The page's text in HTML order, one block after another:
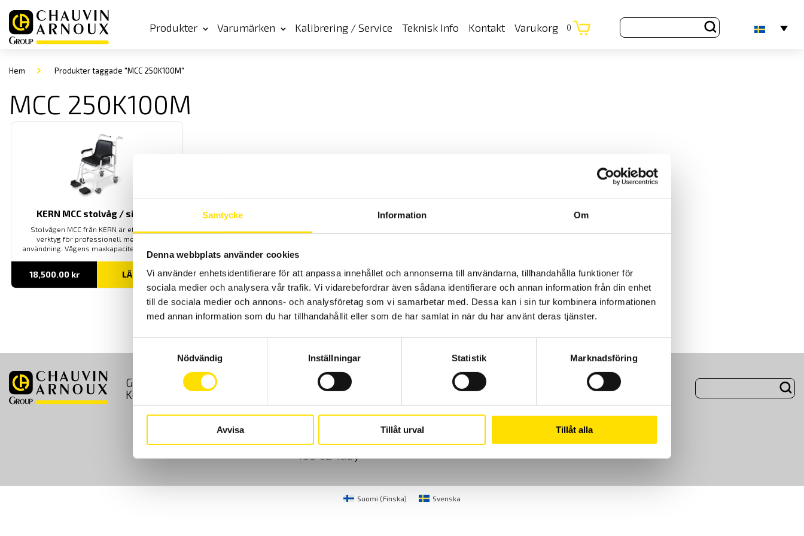
Samtycke Information Om
Denna webbplats använder cookies
Vi använder enhetsidentifierare för att anpassa innehållet och annonserna till användarna, tillhandahålla funktioner för
sociala medier och analysera vår trafik. Vi vidarebefordrar även sådana identifierare och annan information från din enhet
till de sociala medier och annons- och analysföretag som vi samarbetar med. Dessa kan i sin tur kombinera informationen
med annan information som du har tillhandahållit eller som de har samlat in när du har använt deras tjänster.
Nödvändig
Inställningar Statistik Marknadsföring
Avvisa Tillåt urval Tillåt alla
Produkter Varumärken Kalibrering / Service Teknisk Info Kontakt Varukorg 0
Hem Produkter taggade "MCC 250K100M"
MCC 250K100M
KERN MCC stolvåg / sittvåg
Stolvågen MCC från KERN är ett smidigt
verktyg för professionell medicinsk
användning. Vågens maxkapacitet är 250 kg.
18,500.00 kr LÄS MER
GDPR Köpvillkor Cookies Kundundersökning
Om Oss
Kontakt
CA Mätsystem AB
183 62 Täby
08-50 52 68 00
info@camatsystem.com
Suomi (Finska) Svenska